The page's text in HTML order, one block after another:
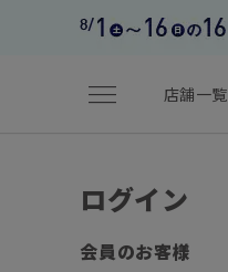
menu 店舗一覧
ログイン
会員のお客様